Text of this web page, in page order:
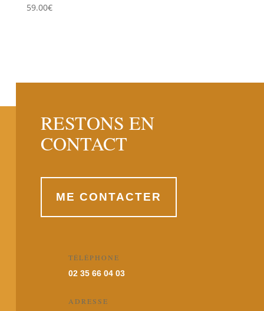
59.00€
RESTONS EN
CONTACT
ME CONTACTER
TÉLÉPHONE
02 35 66 04 03
ADRESSE